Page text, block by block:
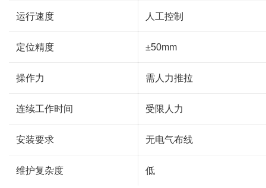
运行速度 人工控制
定位精度 ±50mm
操作力 需人力推拉
连续工作时间 受限人力
安装要求 无电气布线
维护复杂度 低